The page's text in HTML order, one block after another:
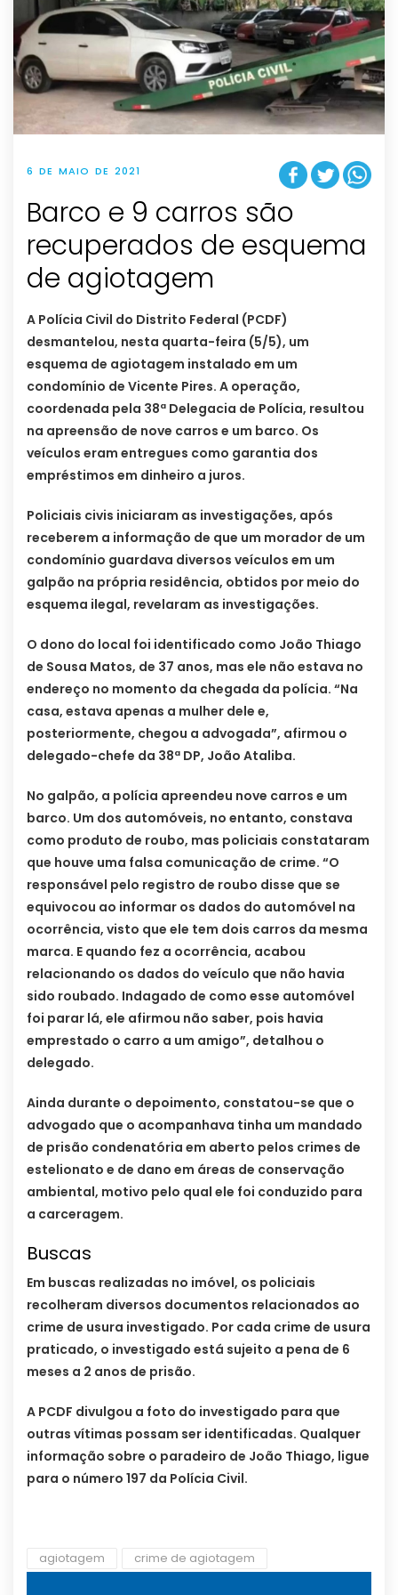
6 DE MAIO DE 2021
Barco e 9 carros são
recuperados de esquema
de agiotagem
A Polícia Civil do Distrito Federal (PCDF)
desmantelou, nesta quarta-feira (5/5), um
esquema de agiotagem instalado em um
condomínio de Vicente Pires. A operação,
coordenada pela 38ª Delegacia de Polícia, resultou
na apreensão de nove carros e um barco. Os
veículos eram entregues como garantia dos
empréstimos em dinheiro a juros.
Policiais civis iniciaram as investigações, após
receberem a informação de que um morador de um
condomínio guardava diversos veículos em um
galpão na própria residência, obtidos por meio do
esquema ilegal, revelaram as investigações.
O dono do local foi identificado como João Thiago
de Sousa Matos, de 37 anos, mas ele não estava no
endereço no momento da chegada da polícia. “Na
casa, estava apenas a mulher dele e,
posteriormente, chegou a advogada”, afirmou o
delegado-chefe da 38ª DP, João Ataliba.
No galpão, a polícia apreendeu nove carros e um
barco. Um dos automóveis, no entanto, constava
como produto de roubo, mas policiais constataram
que houve uma falsa comunicação de crime. “O
responsável pelo registro de roubo disse que se
equivocou ao informar os dados do automóvel na
ocorrência, visto que ele tem dois carros da mesma
marca. E quando fez a ocorrência, acabou
relacionando os dados do veículo que não havia
sido roubado. Indagado de como esse automóvel
foi parar lá, ele afirmou não saber, pois havia
emprestado o carro a um amigo”, detalhou o
delegado.
Ainda durante o depoimento, constatou-se que o
advogado que o acompanhava tinha um mandado
de prisão condenatória em aberto pelos crimes de
estelionato e de dano em áreas de conservação
ambiental, motivo pelo qual ele foi conduzido para
a carceragem.
Buscas
Em buscas realizadas no imóvel, os policiais
recolheram diversos documentos relacionados ao
crime de usura investigado. Por cada crime de usura
praticado, o investigado está sujeito a pena de 6
meses a 2 anos de prisão.
A PCDF divulgou a foto do investigado para que
outras vítimas possam ser identificadas. Qualquer
informação sobre o paradeiro de João Thiago, ligue
para o número 197 da Polícia Civil.
agiotagem crime de agiotagem